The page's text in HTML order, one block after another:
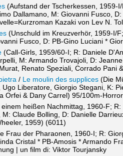
(Aufstand der Tscherkessen, 1959-
Dallamano, M: Giovanni Fusco,
Kazaki von Lev N.
(Unschuld im Kreuzverhör, 1959-I/
Fusco, D: PB-Gino Luciani *
(Call-Girls, 1959/60-I; R: Daniele
M: Armando Trovajoli, D:
Renato Speziali, Corrado Pani
/ Le moulin des supplices (Die
Liberatore, Giorgio Stegani, K:
Orfei & Dany Carrel) 95/100m-
einem heißen Nachmittag, 1960-F;
M: Claude Bolling, D: Danielle
1959) (6011)
Frau der Pharaonen, 1960-I; R:
Cristal * PB-Amosis * Armando
| un film di: Viktor Tourjansky